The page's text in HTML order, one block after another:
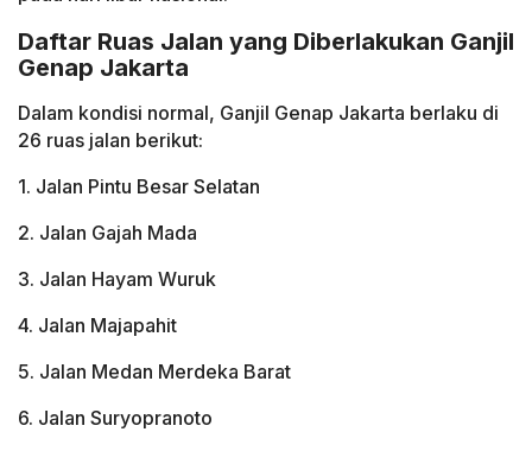
Daftar Ruas Jalan yang Diberlakukan Ganjil
Genap Jakarta
Dalam kondisi normal, Ganjil Genap Jakarta berlaku di
26 ruas jalan berikut:
1. Jalan Pintu Besar Selatan
2. Jalan Gajah Mada
3. Jalan Hayam Wuruk
4. Jalan Majapahit
5. Jalan Medan Merdeka Barat
6. Jalan Suryopranoto